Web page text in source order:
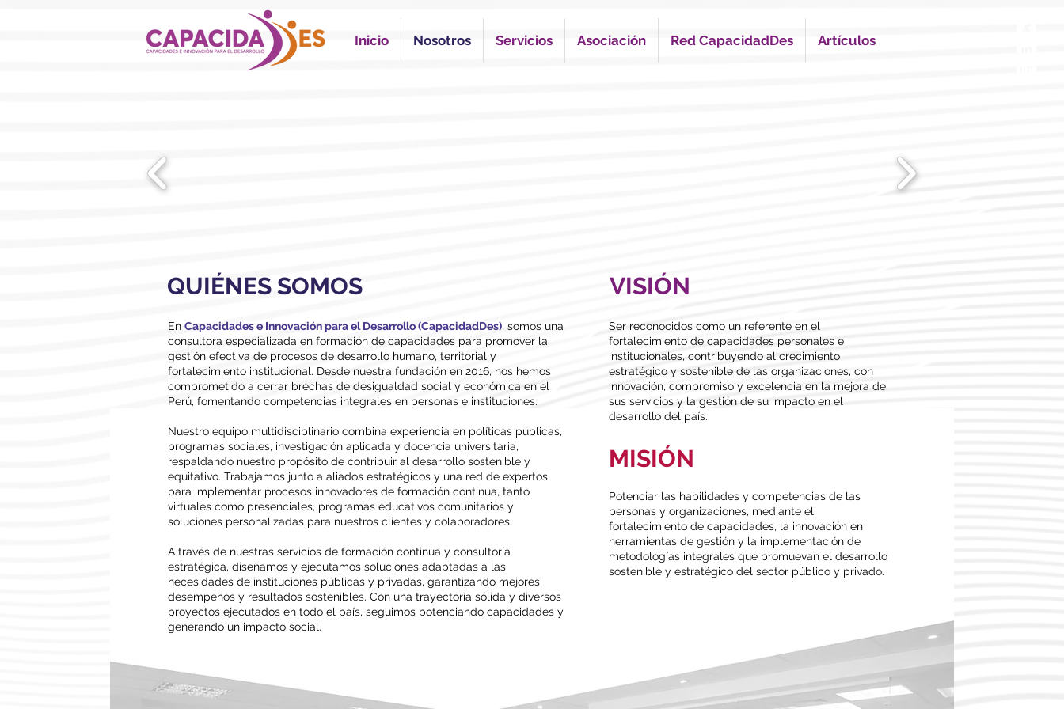
Inicio Nosotros Servicios Asociación Red CapacidadDes Artículos
QUIÉNES SOMOS VISIÓN
​En Capacidades e Innovación para el Desarrollo (CapacidadDes), somos una
consultora especializada en formación de capacidades para promover la
gestión efectiva de procesos de desarrollo humano, territorial y
fortalecimiento institucional. Desde nuestra fundación en 2016, nos hemos
comprometido a cerrar brechas de desigualdad social y económica en el
Perú, fomentando competencias integrales en personas e instituciones.
Nuestro equipo multidisciplinario combina experiencia en políticas públicas,
programas sociales, investigación aplicada y docencia universitaria,
respaldando nuestro propósito de contribuir al desarrollo sostenible y
equitativo. Trabajamos junto a aliados estratégicos y una red de expertos
para implementar procesos innovadores de formación continua, tanto
virtuales como presenciales, programas educativos comunitarios y
soluciones personalizadas para nuestros clientes y colaboradores.
A través de nuestras servicios de formación continua y consultoría
estratégica, diseñamos y ejecutamos soluciones adaptadas a las
necesidades de instituciones públicas y privadas, garantizando mejores
desempeños y resultados sostenibles. Con una trayectoria sólida y diversos
proyectos ejecutados en todo el país, seguimos potenciando capacidades y
generando un impacto social.
Ser reconocidos como un referente en el
fortalecimiento de capacidades personales e
institucionales, contribuyendo al crecimiento
estratégico y sostenible de las organizaciones, con
innovación, compromiso y excelencia en la mejora de
sus servicios y la gestión de su impacto en el
desarrollo del país.
MISIÓN
Potenciar las habilidades y competencias de las
personas y organizaciones, mediante el
fortalecimiento de capacidades, la innovación en
herramientas de gestión y la implementación de
metodologías integrales que promuevan el desarrollo
sostenible y estratégico del sector público y privado.